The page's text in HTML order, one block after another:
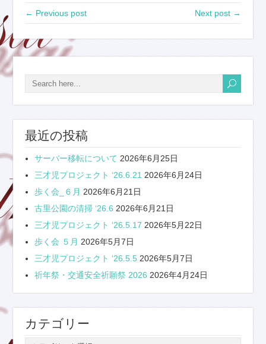
← Previous post Next post →
最近の投稿
サーバー移転について 2026年6月25日
三才児プロジェクト ‘26.6.21 2026年6月24日
歩く会_６月 2026年6月21日
古里公園の清掃 ‘26.6 2026年6月21日
三才児プロジェクト ‘26.5.17 2026年5月22日
歩く会 ５月 2026年5月7日
三才児プロジェクト ‘26.5.5 2026年5月7日
祈年祭・交通安全祈願祭 2026 2026年4月24日
カテゴリー
カ